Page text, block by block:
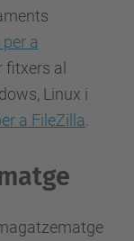
a
fitxers al
Linux i
a FileZilla